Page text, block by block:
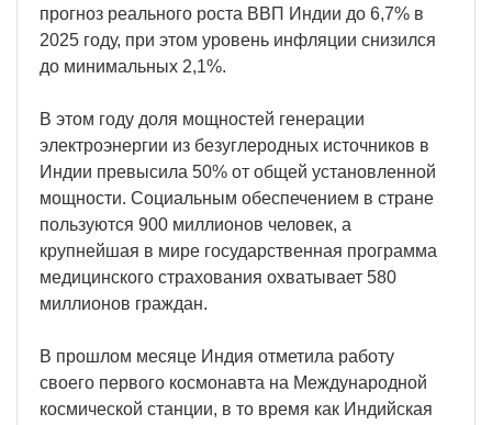
прогноз реального роста ВВП Индии до 6,7% в
2025 году, при этом уровень инфляции снизился
до минимальных 2,1%.
В этом году доля мощностей генерации
электроэнергии из безуглеродных источников в
Индии превысила 50% от общей установленной
мощности. Социальным обеспечением в стране
пользуются 900 миллионов человек, а
крупнейшая в мире государственная программа
медицинского страхования охватывает 580
миллионов граждан.
В прошлом месяце Индия отметила работу
своего первого космонавта на Международной
космической станции, в то время как Индийская